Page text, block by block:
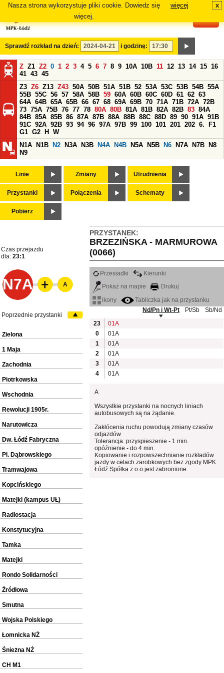
Nasza strona wykorzystuje pliki cookie. Dowiedz się
więcej.
więcej x
Sprawdź rozkład na dzień: i godzinę:
Z Z1 Z2 0 1 2 3 4 5 6 7 8 9 10A 10B 11 12 13 14 15 16
41 43 45
Z3 Z6 Z13 Z43 50A 50B 51A 51B 52 53A 53C 53B 54B 55A
55B 55C 56 57 58A 58B 59 60A 60B 60C 60D 61 62 63
64A 64B 65A 65B 66 67 68 69A 69B 70 71A 71B 72A 72B
73 75A 75B 76 77 78 80A 80B 81A 81B 82A 82B 83 84A
84B 85A 85B 86 87A 87B 88A 88B 88C 88D 89 90 91A 91B
91C 92A 92B 93 94 96 97A 97B 99 100 101 201 202 6.
F1
G1 G2 H
W
N1A
N1B N2 N3A N3B N4A N4B N5A N5B N6 N7A N7B
N8
N9
Linie Zmiany Utrudnienia
Przystanki Połączenia Schematy
Pobierz
PRZYSTANEK:
BRZEZIŃSKA - MARMUROWA
(0066)
Czas przejazdu
dla: 23:1
N7A
Przesiadki
Kierunki
Pokaż na mapie
Drukuj
ikony
Tabliczka jak na przystanku
Nd/Pn i Wt-Pt
Pt/Sb
Sb/Nd
23
01A
0
01A
1
01A
2
01A
3
01A
4
01A
A
Wszystkie przystanki na nocnych liniach
autobusowych są na żądanie.
Zakłócenia ruchu powodują zmiany czasów
odjazdów
Tolerancja: przyspieszenie - 1 min.
opóźnienie - do 4 min.
Kopiowanie i rozpowszechnianie rozkładów
jazdy w celach zarobkowych bez zgody MPK
Łódź Spółka z o.o jest zabronione.
A
Poprzednie przystanki
Zielona
1 Maja
Zachodnia
Piotrkowska
Wschodnia
Rewolucji 1905r.
Narutowicza
Dw. Łódź Fabryczna
Pl. Dąbrowskiego
Tramwajowa
Kopcińskiego
Matejki (kampus UŁ)
Radiostacja
Konstytucyjna
Tamka
Matejki
Rondo Solidarności
Źródłowa
Smutna
Wojska Polskiego
Łomnicka NŻ
Śnieżna NŻ
CH M1